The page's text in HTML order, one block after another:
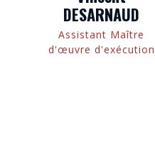
DESARNAUD
Assistant Maître
d'œuvre d'exécution